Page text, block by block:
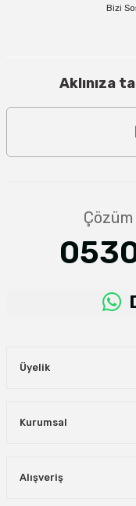
Bizi
Aklınıza
Üyelik
Kurumsal
Alışveriş